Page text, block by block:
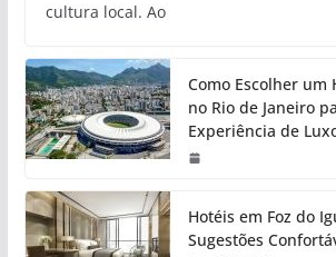
cultura local. Ao
Como Escolher um
no Rio de Janeiro
Experiência de
Hotéis em Foz do
Sugestões